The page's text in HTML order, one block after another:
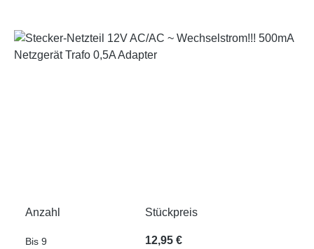
Bildergalerie überspringen
Anzahl Stückpreis
Bis 9 12,95 €